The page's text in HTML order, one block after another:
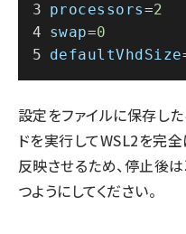
processors=2
swap=0
defaultVhdSize
設定をファイルに保存し
ドを実行してWSL2を完
反映させるため、停止後
つようにしてください。